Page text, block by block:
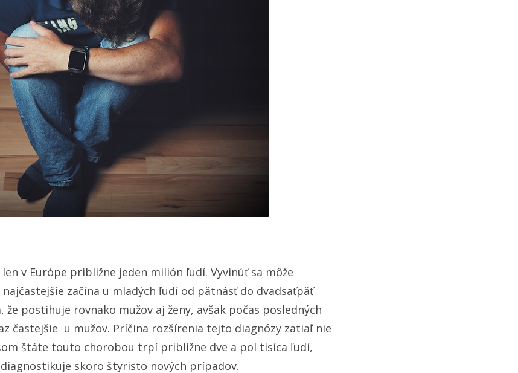
v Európe približne jeden milión ľudí. Vyvinúť sa môže
začína u mladých ľudí od pätnásť do dvadsaťpäť
postihuje rovnako mužov aj ženy, avšak počas posledných
častejšie u mužov. Príčina rozšírenia tejto diagnózy zatiaľ nie
štáte touto chorobou trpí približne dve a pol tisíca ľudí,
skoro štyristo nových prípadov.